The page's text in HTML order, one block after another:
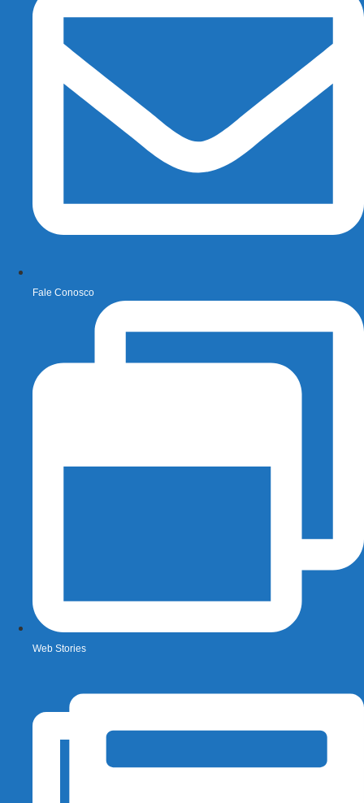
Fale Conosco
Web Stories